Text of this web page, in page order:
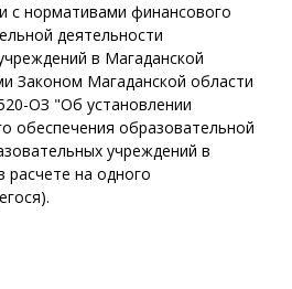
с нормативами финансового
деятельности
в Магаданской
Законом Магаданской области
ОЗ "Об установлении
обеспечения образовательной
учреждений в
расчете на одного